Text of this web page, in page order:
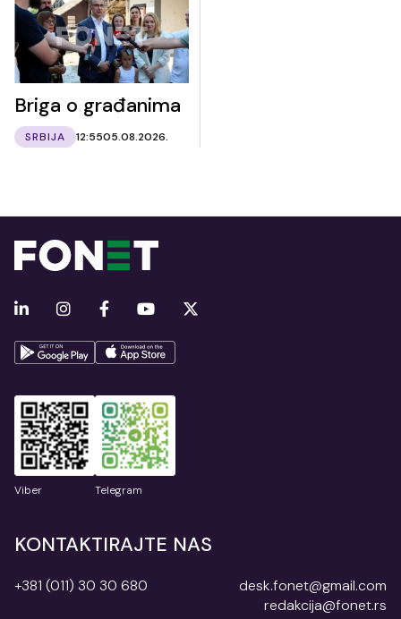
Briga o građanima
SRBIJA 12:5505.08.2026.
Viber Telegram
KONTAKTIRAJTE NAS
+381 (011) 30 30 680
desk.fonet@gmail.com
redakcija@fonet.rs